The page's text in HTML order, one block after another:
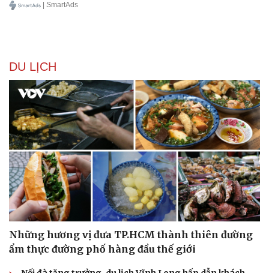
Văn hóa
Sân khấu - Điện ảnh
Văn học
Âm nhạc
Di sản
Giải trí
Nghệ sĩ
Thời trang
Sao Việt
| SmartAds
DU LỊCH
Những hương vị đưa TP.HCM thành thiên đường
ẩm thực đường phố hàng đầu thế giới